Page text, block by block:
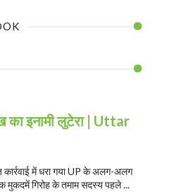
इनामी लुटेरा | Uttar
में धरा गया UP के अलग-अलग
मुकदमें गिरोह के तमाम सदस्य पहले ...